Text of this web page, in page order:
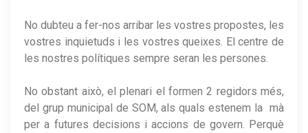
No dubteu a fer-nos arribar les vostres propostes, les
vostres inquietuds i les vostres queixes. El centre de
les nostres polítiques sempre seran les persones.
No obstant això, el plenari el formen 2 regidors més,
del grup municipal de SOM, als quals estenem la mà
per a futures decisions i accions de govern. Perquè